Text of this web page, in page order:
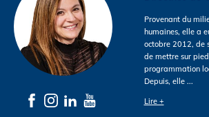
Provenant du
humaines, elle a
octobre 2012, de
de mettre sur
programmation
Depuis, elle ...
Lire +